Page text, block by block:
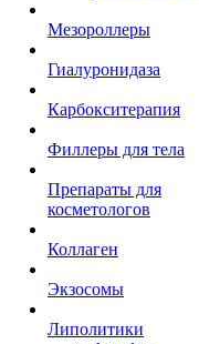
Мезороллеры
Гиалуронидаза
Карбокситерапия
Филлеры для тела
Препараты для
косметологов
Коллаген
Экзосомы
Липолитики